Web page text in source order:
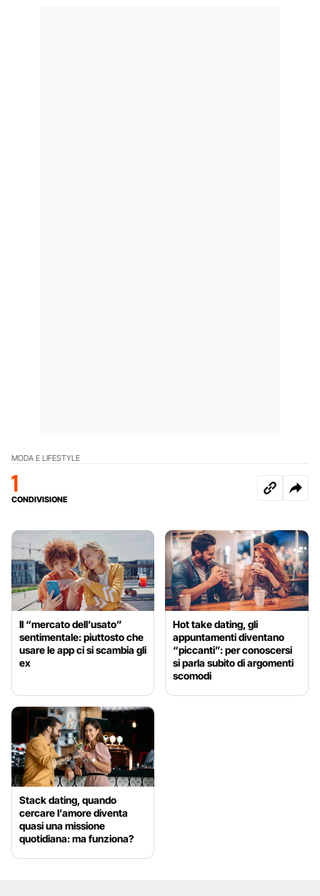
MODA E LIFESTYLE
1
CONDIVISIONE
Il “mercato dell’usato”
sentimentale: piuttosto che
usare le app ci si scambia gli
ex
Hot take dating, gli
appuntamenti diventano
“piccanti”: per conoscersi
si parla subito di argomenti
scomodi
Stack dating, quando
cercare l’amore diventa
quasi una missione
quotidiana: ma funziona?